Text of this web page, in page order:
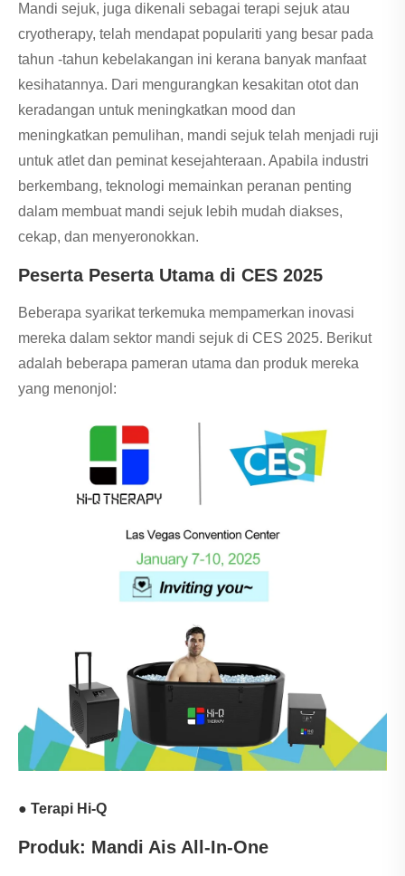
Mandi sejuk, juga dikenali sebagai terapi sejuk atau
cryotherapy, telah mendapat populariti yang besar pada
tahun -tahun kebelakangan ini kerana banyak manfaat
kesihatannya. Dari mengurangkan kesakitan otot dan
keradangan untuk meningkatkan mood dan
meningkatkan pemulihan, mandi sejuk telah menjadi ruji
untuk atlet dan peminat kesejahteraan. Apabila industri
berkembang, teknologi memainkan peranan penting
dalam membuat mandi sejuk lebih mudah diakses,
cekap, dan menyeronokkan.
Peserta Peserta Utama di CES 2025
Beberapa syarikat terkemuka mempamerkan inovasi
mereka dalam sektor mandi sejuk di CES 2025. Berikut
adalah beberapa pameran utama dan produk mereka
yang menonjol:
● Terapi Hi-Q
Produk: Mandi Ais All-In-One